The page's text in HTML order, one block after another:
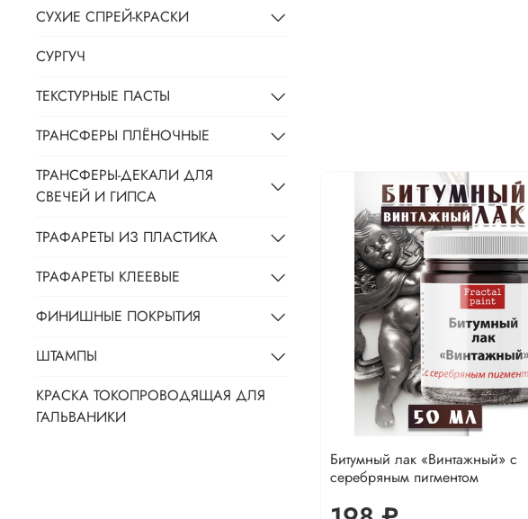
Битумный лак «Винтажный» с
серебряным пигментом
СУХИЕ СПРЕЙ-КРАСКИ
СУРГУЧ
ТЕКСТУРНЫЕ ПАСТЫ
ТРАНСФЕРЫ ПЛЁНОЧНЫЕ
ТРАНСФЕРЫ-ДЕКАЛИ ДЛЯ
СВЕЧЕЙ И ГИПСА
ТРАФАРЕТЫ ИЗ ПЛАСТИКА
ТРАФАРЕТЫ КЛЕЕВЫЕ
ФИНИШНЫЕ ПОКРЫТИЯ
ШТАМПЫ
КРАСКА ТОКОПРОВОДЯЩАЯ ДЛЯ
ГАЛЬВАНИКИ